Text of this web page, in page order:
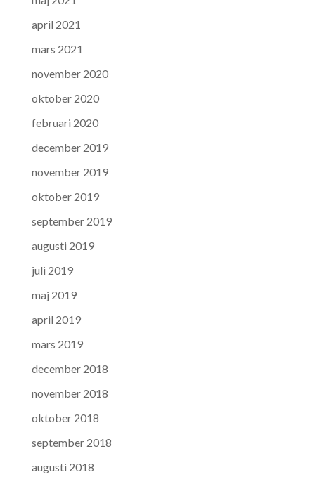
april 2021
mars 2021
november 2020
oktober 2020
februari 2020
december 2019
november 2019
oktober 2019
september 2019
augusti 2019
juli 2019
maj 2019
april 2019
mars 2019
december 2018
november 2018
oktober 2018
september 2018
augusti 2018